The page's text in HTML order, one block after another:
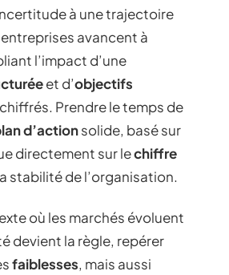
à une trajectoire
avancent à
l’impact d’une
et d’objectifs
chiffrés. Prendre le temps de
d’actionsolide, basé sur
directement sur lechiffre
stabilité de l’organisation.
où les marchés évoluent
devient la règle, repérer
faiblesses, mais aussi